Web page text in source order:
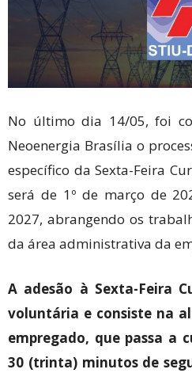
No último dia 14/05, foi
Neoenergia Brasília o
específico da Sexta-Feira
será de 1º de março de
2027, abrangendo os
da área administrativa da
A adesão à Sexta-Feira
voluntária e consiste na
empregado, que passa a
30 (trinta) minutos de